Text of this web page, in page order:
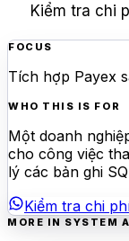
Kiểm tra chi
FOCUS
Tích hợp Payex
WHO THIS IS FOR
Một doanh
cho công việc
lý các bản ghi
Kiểm tra chi
MORE IN SYSTEM